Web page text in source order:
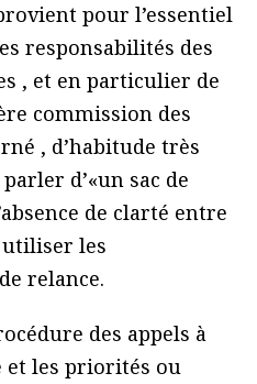
pour l’essentiel
responsabilités des
, et en particulier de
commission des
, d’habitude très
d’«un sac de
de clarté entre
utiliser les
relance.
des appels à
les priorités ou